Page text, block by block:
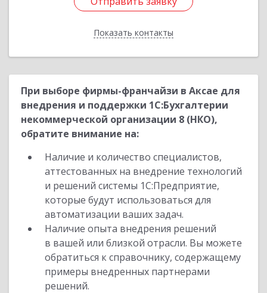
Показать контакты
Назад
При выборе фирмы-франчайзи в Аксае для
внедрения и поддержки 1С:Бухгалтерии
некоммерческой организации 8 (НКО),
обратите внимание на:
Наличие и количество специалистов,
аттестованных на внедрение технологий
и решений системы 1С:Предприятие,
которые будут использоваться для
автоматизации ваших задач.
Наличие опыта внедрения решений
в вашей или близкой отрасли. Вы можете
обратиться к справочнику, содержащему
примеры внедренных партнерами
решений.